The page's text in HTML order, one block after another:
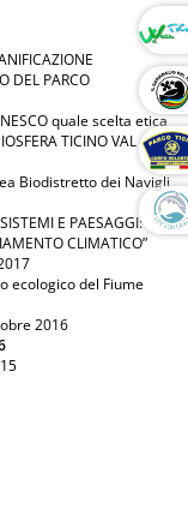
DEL PARCO
quale scelta etica
TICINO VAL
Biodistretto dei Navigli
E PAESAGGI:
CLIMATICO”
ecologico del Fiume
2016